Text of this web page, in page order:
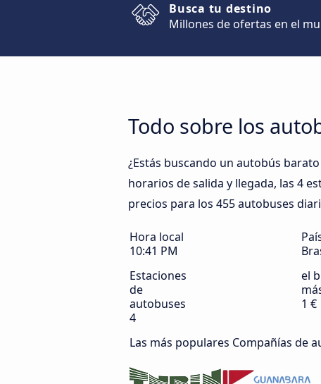
Busca tu destino
Millones de ofertas en el
Todo sobre los
¿Estás buscando un autobús
horarios de salida y llegada, las 4
precios para los 455 autobuses
Hora local
10:41 PM
Estaciones
de
autobuses
4
el
1 €
Las más populares Compañías de